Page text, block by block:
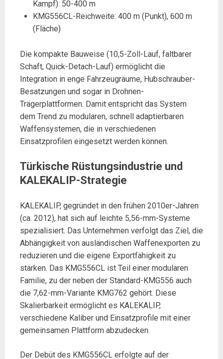
Kampf): 50-400 m
KMG556CL-Reichweite: 400 m (Punkt), 600 m
(Fläche)
Die kompakte Bauweise (10,5-Zoll-Lauf, faltbarer
Schaft, Quick-Detach-Lauf) ermöglicht die
Integration in enge Fahrzeugräume, Hubschrauber-
Besatzungen und sogar in Drohnen-
Trägerplattformen. Damit entspricht das System
dem Trend zu modularen, schnell adaptierbaren
Waffensystemen, die in verschiedenen
Einsatzprofilen eingesetzt werden können.
Türkische Rüstungsindustrie und
KALEKALIP-Strategie
KALEKALIP, gegründet in den frühen 2010er-Jahren
(ca. 2012), hat sich auf leichte 5,56-mm-Systeme
spezialisiert. Das Unternehmen verfolgt das Ziel, die
Abhängigkeit von ausländischen Waffenexporten zu
reduzieren und die eigene Exportfähigkeit zu
stärken. Das KMG556CL ist Teil einer modularen
Familie, zu der neben der Standard-KMG556 auch
die 7,62-mm-Variante KMG762 gehört. Diese
Skalierbarkeit ermöglicht es KALEKALIP,
verschiedene Kaliber und Einsatzprofile mit einer
gemeinsamen Plattform abzudecken.
Der Debüt des KMG556CL erfolgte auf der